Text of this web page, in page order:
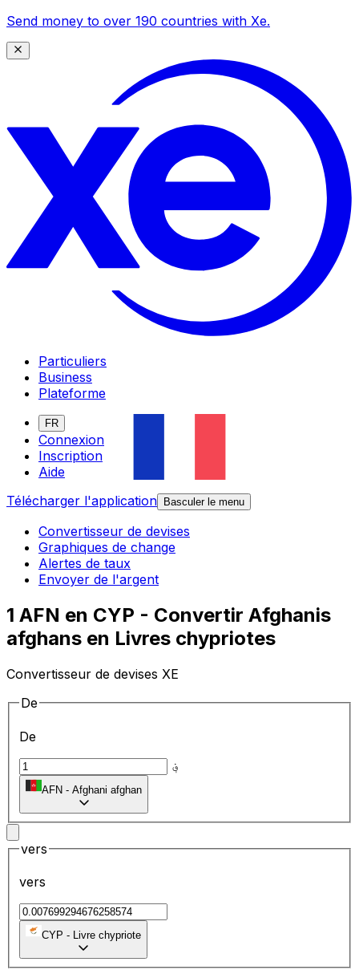
Send money to over 190 countries with Xe.
Particuliers
Business
Plateforme
FR
Connexion
Inscription
Aide
Télécharger l'application
Basculer le menu
Convertisseur de devises
Graphiques de change
Alertes de taux
Envoyer de l'argent
1 AFN en CYP - Convertir Afghanis
afghans en Livres chypriotes
Convertisseur de devises XE
De
De
؋
AFN - Afghani afghan
vers
vers
CYP - Livre chypriote